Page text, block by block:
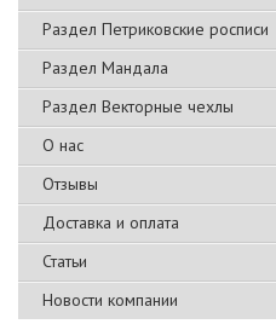
Раздел Петриковские росписи
Раздел Мандала
Раздел Векторные чехлы
О нас
Отзывы
Доставка и оплата
Статьи
Новости компании